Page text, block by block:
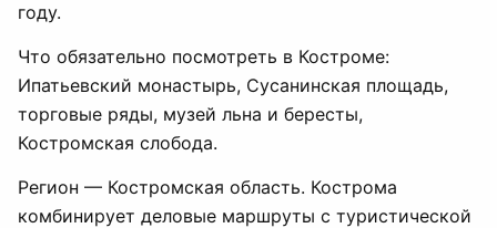
году.
Что обязательно посмотреть в Костроме:
Ипатьевский монастырь, Сусанинская площадь,
торговые ряды, музей льна и бересты,
Костромская слобода.
Регион — Костромская область. Кострома
комбинирует деловые маршруты с туристической